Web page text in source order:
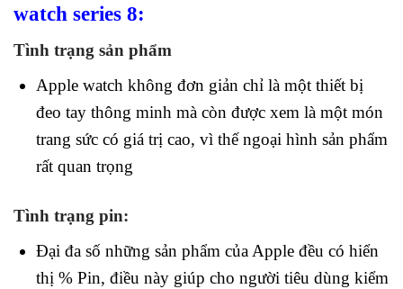
watch series 8:
Tình trạng sản phẩm
Apple watch không đơn giản chỉ là một thiết bị
đeo tay thông minh mà còn được xem là một món
trang sức có giá trị cao, vì thế ngoại hình sản phẩm
rất quan trọng
Tình trạng pin:
Đại đa số những sản phẩm của Apple đều có hiển
thị % Pin, điều này giúp cho người tiêu dùng kiểm